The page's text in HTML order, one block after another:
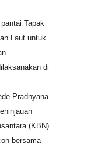
Tapak
Laut untuk
di
Pradnyana
(KBN)
bersama-